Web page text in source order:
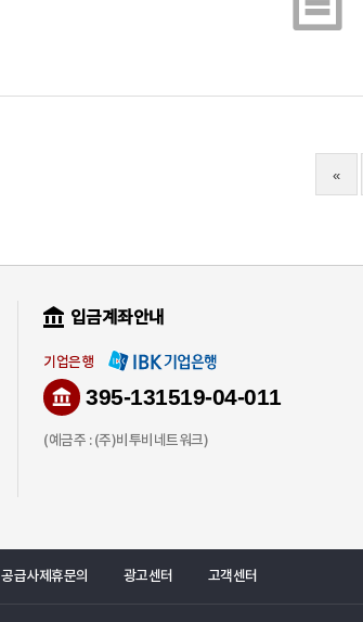
«
입금계좌안내
기업은행
395-131519-04-011
(예금주 : (주)비투비네트워크)
공급사제휴문의 광고센터 고객센터